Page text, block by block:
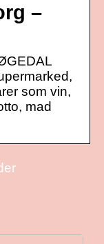
–
som vin,
mad